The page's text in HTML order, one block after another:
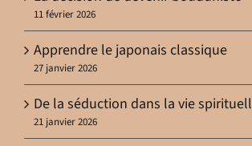
11 février 2026
Apprendre le japonais classique
27 janvier 2026
De la séduction dans la vie
21 janvier 2026